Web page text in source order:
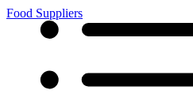
Food Suppliers